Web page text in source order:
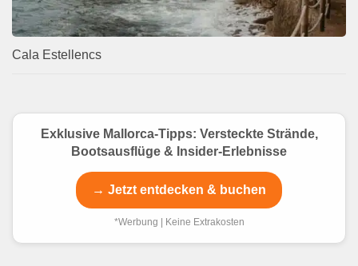
Cala Estellencs
Exklusive Mallorca-Tipps: Versteckte Strände,
Bootsausflüge & Insider-Erlebnisse
→ Jetzt entdecken & buchen
*Werbung | Keine Extrakosten